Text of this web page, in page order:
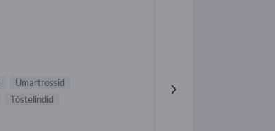
Ümartrossid
Tõstelindid